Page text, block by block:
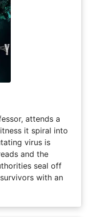
attends a
it spiral into
virus is
and the
seal off
with an